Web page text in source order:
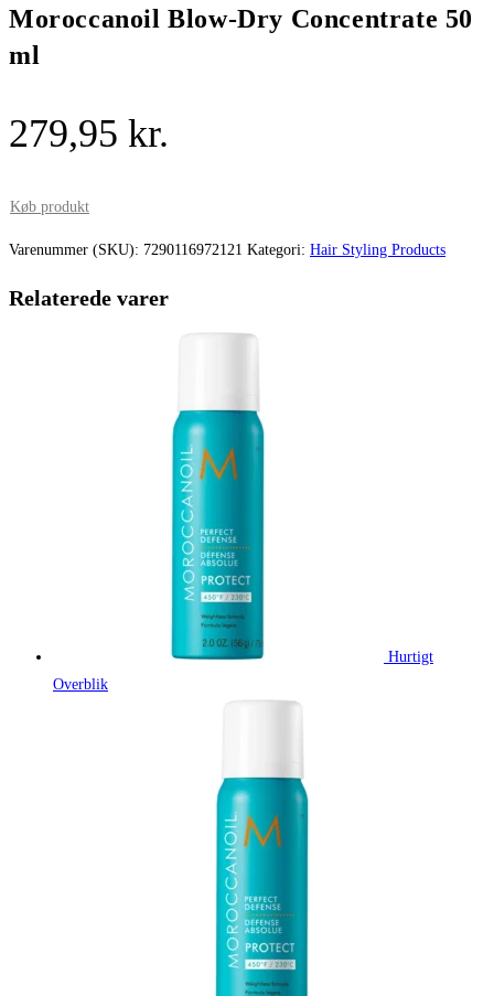
Moroccanoil Blow-Dry Concentrate 50
ml
279,95 kr.
Køb produkt
Varenummer (SKU): 7290116972121 Kategori: Hair Styling Products
Relaterede varer
Hurtigt
Overblik